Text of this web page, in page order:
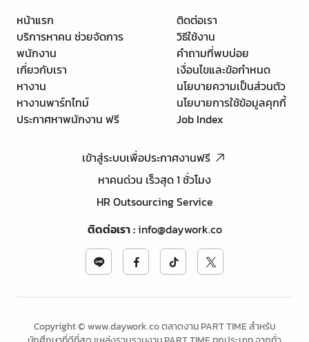
หน้าแรก
บริการหาคน ช่วยจัดการ
พนักงาน
เกี่ยวกับเรา
หางาน
หางานพาร์ทไทม์
ประกาศหาพนักงาน ฟรี
ติดต่อเรา
วิธีใช้งาน
คำถามที่พบบ่อย
เงื่อนไขและข้อกำหนด
นโยบายความเป็นส่วนตัว
นโยบายการใช้ข้อมูลคุกกี้
Job Index
เข้าสู่ระบบเพื่อประกาศงานฟรี
หาคนด่วน เร็วสุด 1 ชั่วโมง
HR Outsourcing Service
ติดต่อเรา:info@daywork.co
Copyright © www.daywork.co ตลาดงาน PART TIME สำหรับ